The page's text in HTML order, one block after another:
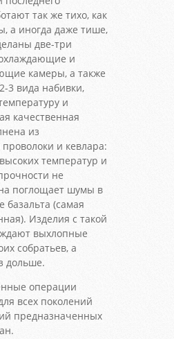
так же тихо, как
а иногда даже тише,
две-три
и
камеры, а также
3 вида набивки,
и
качественная
из
и кевлара:
температур и
не
поглощает шумы в
базальта (самая
Изделия с такой
выхлопные
собратьев, а
дольше.
операции
всех поколений
предназначенных